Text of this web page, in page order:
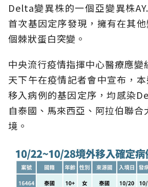
Delta變異株的一個亞變異株
首次基因定序發現，擁有在其
個棘狀蛋白突變。
中央流行疫情指揮中心醫療應變
天下午在疫情記者會中宣布，
移入病例的基因定序，均感染
自泰國、馬來西亞、阿拉伯聯合
境。